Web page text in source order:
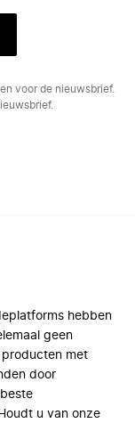
voor de nieuwsbrief.
hebben
geen
met
door
u van onze